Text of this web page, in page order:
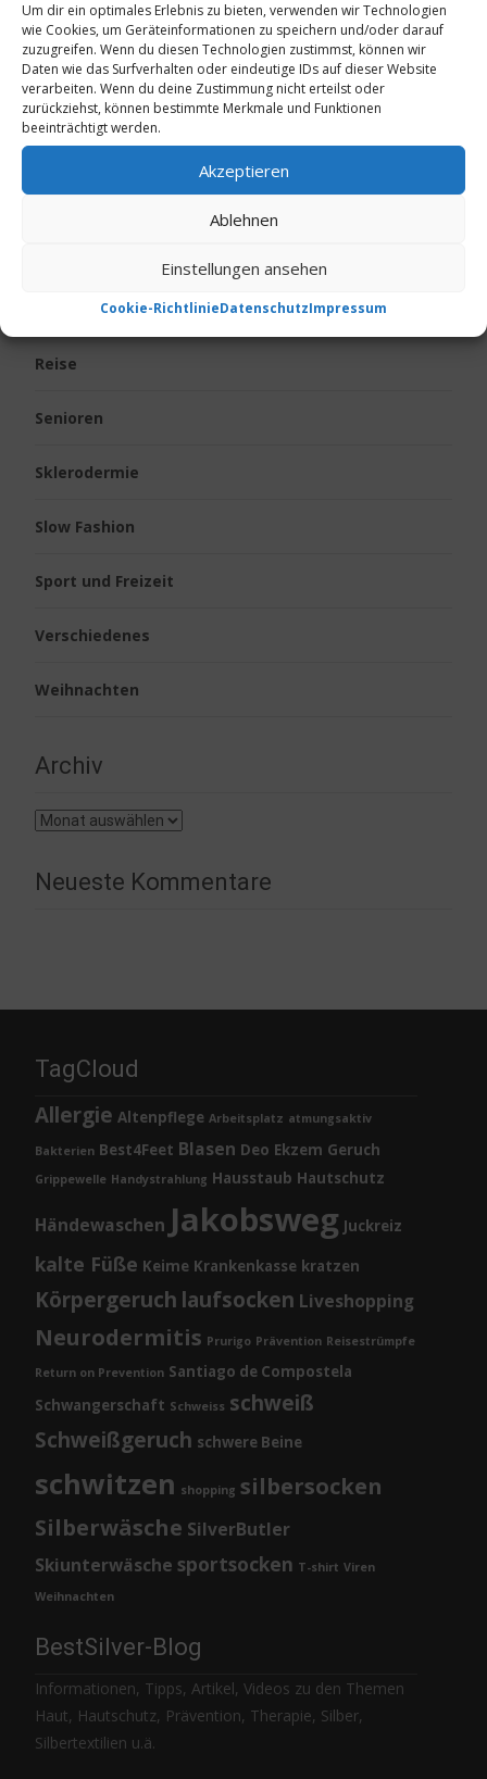
Um dir ein optimales Erlebnis zu bieten, verwenden wir Technologien
wie Cookies, um Geräteinformationen zu speichern und/oder darauf
zuzugreifen. Wenn du diesen Technologien zustimmst, können wir
Daten wie das Surfverhalten oder eindeutige IDs auf dieser Website
verarbeiten. Wenn du deine Zustimmung nicht erteilst oder
zurückziehst, können bestimmte Merkmale und Funktionen
beeinträchtigt werden.
Akzeptieren
Ablehnen
Einstellungen ansehen
Cookie-RichtlinieDatenschutzImpressum
Kinder
Körpergeruch
Live vom Jakobsweg
Neurodermitis
Psoriasis
Reise
Senioren
Sklerodermie
Slow Fashion
Sport und Freizeit
Verschiedenes
Weihnachten
Archiv
Archiv
Neueste Kommentare
TagCloud
Allergie Altenpflege Arbeitsplatz atmungsaktiv
Bakterien Best4Feet Blasen Deo Ekzem Geruch
Grippewelle Handystrahlung Hausstaub Hautschutz
Händewaschen Jakobsweg Juckreiz
kalte Füße Keime Krankenkasse kratzen
Körpergeruch laufsocken Liveshopping
Neurodermitis Prurigo Prävention Reisestrümpfe
Return on Prevention Santiago de Compostela
Schwangerschaft Schweiss schweiß
Schweißgeruch schwere Beine
schwitzen shopping silbersocken
Silberwäsche SilverButler
Skiunterwäsche sportsocken T-shirt Viren
Weihnachten
BestSilver-Blog
Informationen, Tipps, Artikel, Videos zu den Themen
Haut, Hautschutz, Prävention, Therapie, Silber,
Silbertextilien u.ä.